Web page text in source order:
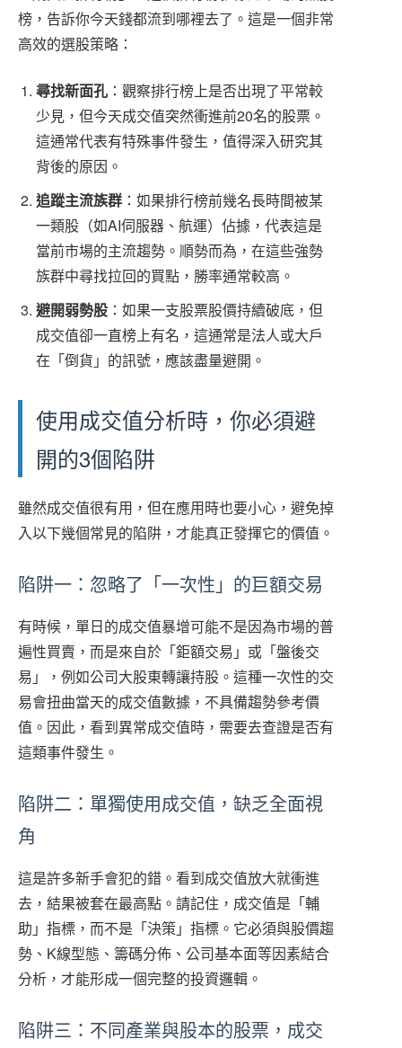
榜，告訴你今天錢都流到哪裡去了。這是一個非常
高效的選股策略：
尋找新面孔 ：觀察排行榜上是否出現了平常較
少見，但今天成交值突然衝進前20名的股票。
這通常代表有特殊事件發生，值得深入研究其
背後的原因。
追蹤主流族群 ：如果排行榜前幾名長時間被某
一類股（如AI伺服器、航運）佔據，代表這是
當前市場的主流趨勢。順勢而為，在這些強勢
族群中尋找拉回的買點，勝率通常較高。
避開弱勢股 ：如果一支股票股價持續破底，但
成交值卻一直榜上有名，這通常是法人或大戶
在「倒貨」的訊號，應該盡量避開。
使用成交值分析時，你必須避
開的3個陷阱
雖然成交值很有用，但在應用時也要小心，避免掉
入以下幾個常見的陷阱，才能真正發揮它的價值。
陷阱一：忽略了「一次性」的巨額交易
有時候，單日的成交值暴增可能不是因為市場的普
遍性買賣，而是來自於「鉅額交易」或「盤後交
易」，例如公司大股東轉讓持股。這種一次性的交
易會扭曲當天的成交值數據，不具備趨勢參考價
值。因此，看到異常成交值時，需要去查證是否有
這類事件發生。
陷阱二：單獨使用成交值，缺乏全面視
角
這是許多新手會犯的錯。看到成交值放大就衝進
去，結果被套在最高點。請記住，成交值是「輔
助」指標，而不是「決策」指標。它必須與股價趨
勢、K線型態、籌碼分佈、公司基本面等因素結合
分析，才能形成一個完整的投資邏輯。
陷阱三：不同產業與股本的股票，成交